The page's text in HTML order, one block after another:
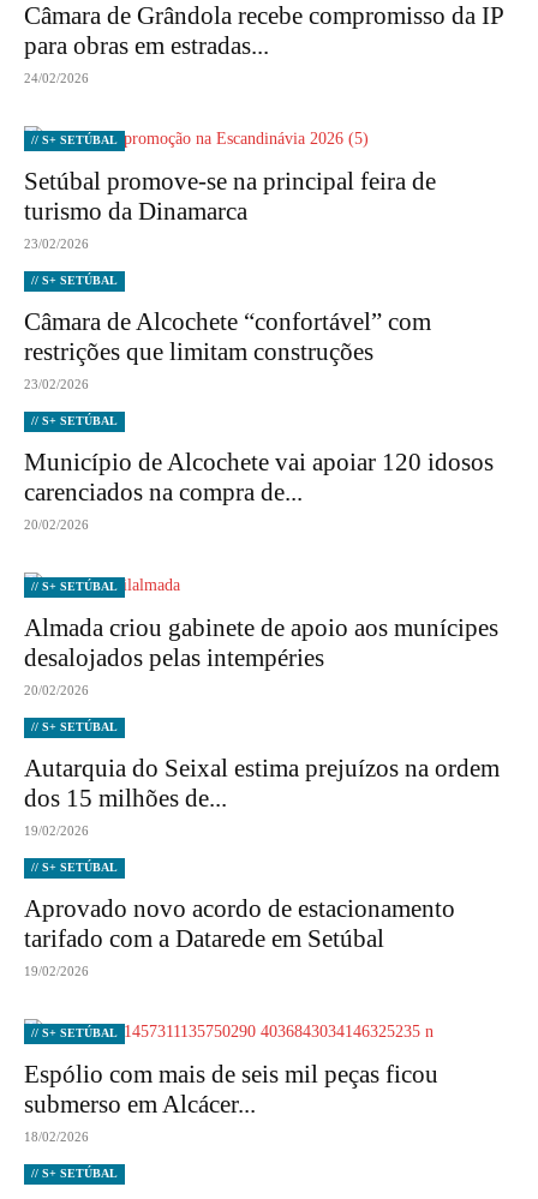
Câmara de Grândola recebe compromisso da IP
para obras em estradas...
24/02/2026
// S+ SETÚBAL
Setúbal promove-se na principal feira de
turismo da Dinamarca
23/02/2026
// S+ SETÚBAL
Câmara de Alcochete “confortável” com
restrições que limitam construções
23/02/2026
// S+ SETÚBAL
Município de Alcochete vai apoiar 120 idosos
carenciados na compra de...
20/02/2026
// S+ SETÚBAL
Almada criou gabinete de apoio aos munícipes
desalojados pelas intempéries
20/02/2026
// S+ SETÚBAL
Autarquia do Seixal estima prejuízos na ordem
dos 15 milhões de...
19/02/2026
// S+ SETÚBAL
Aprovado novo acordo de estacionamento
tarifado com a Datarede em Setúbal
19/02/2026
// S+ SETÚBAL
Espólio com mais de seis mil peças ficou
submerso em Alcácer...
18/02/2026
// S+ SETÚBAL